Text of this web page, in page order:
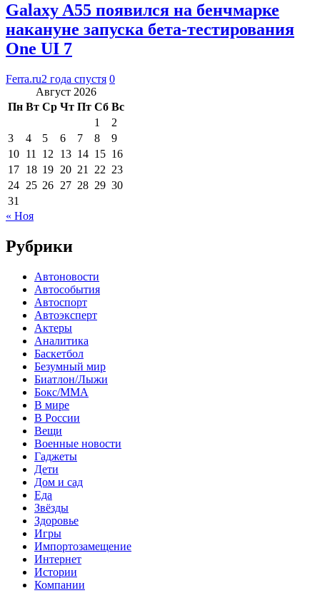
Galaxy A55 появился на бенчмарке
накануне запуска бета-тестирования
One UI 7
Ferra.ru2 года спустя 0
Август 2026
Пн Вт Ср Чт Пт Сб Вс
1
2
3
4 5 6 7 8
9
10 11 12 13 14 15 16
17 18 19 20 21 22 23
24 25 26 27 28 29 30
31
« Ноя
Рубрики
Автоновости
Автособытия
Автоспорт
Автоэксперт
Актеры
Аналитика
Баскетбол
Безумный мир
Биатлон/Лыжи
Бокс/MMA
В мире
В России
Вещи
Военные новости
Гаджеты
Дети
Дом и сад
Еда
Звёзды
Здоровье
Игры
Импортозамещение
Интернет
Истории
Компании